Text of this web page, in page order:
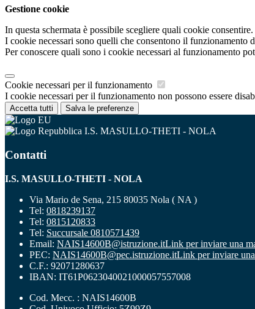
Gestione cookie
In questa schermata è possibile scegliere quali cookie consentire.
I cookie necessari sono quelli che consentono il funzionamento
Per conoscere quali sono i cookie necessari al funzionamento
Cookie necessari per il funzionamento
I cookie necessari per il funzionamento non possono essere
Accetta tutti Salva le preferenze
I.S. MASULLO-THETI - NOLA
Contatti
I.S. MASULLO-THETI - NOLA
Via Mario de Sena, 215 80035 Nola ( NA )
Tel: 0818239137
Tel: 0815120833
Tel: Succursale 0810571439
Email: NAIS14600B@istruzione.itLink per inviare una
PEC: NAIS14600B@pec.istruzione.itLink per inviare
C.F.: 92071280637
IBAN: IT61P0623040021000057557008
Cod. Mecc. : NAIS14600B